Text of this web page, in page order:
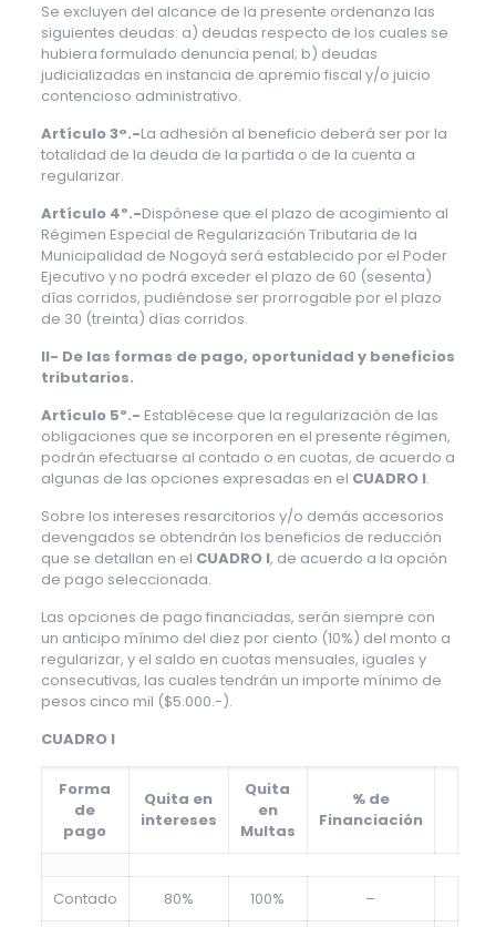
Se excluyen del alcance de la presente ordenanza las
siguientes deudas: a) deudas respecto de los cuales se
hubiera formulado denuncia penal; b) deudas
judicializadas en instancia de apremio fiscal y/o juicio
contencioso administrativo.
Artículo 3°.-La adhesión al beneficio deberá ser por la
totalidad de la deuda de la partida o de la cuenta a
regularizar.
Artículo 4º.-Dispónese que el plazo de acogimiento al
Régimen Especial de Regularización Tributaria de la
Municipalidad de Nogoyá será establecido por el Poder
Ejecutivo y no podrá exceder el plazo de 60 (sesenta)
días corridos, pudiéndose ser prorrogable por el plazo
de 30 (treinta) días corridos.
II- De las formas de pago, oportunidad y beneficios
tributarios.
Artículo 5º.- Establécese que la regularización de las
obligaciones que se incorporen en el presente régimen,
podrán efectuarse al contado o en cuotas, de acuerdo a
algunas de las opciones expresadas en el CUADRO I.
Sobre los intereses resarcitorios y/o demás accesorios
devengados se obtendrán los beneficios de reducción
que se detallan en el CUADRO I, de acuerdo a la opción
de pago seleccionada.
Las opciones de pago financiadas, serán siempre con
un anticipo mínimo del diez por ciento (10%) del monto a
regularizar, y el saldo en cuotas mensuales, iguales y
consecutivas, las cuales tendrán un importe mínimo de
pesos cinco mil ($5.000.-).
CUADRO I
Forma
de
pago
Quita en
intereses
Quita
en
Multas
% de
Financiación
Contado 80% 100% –